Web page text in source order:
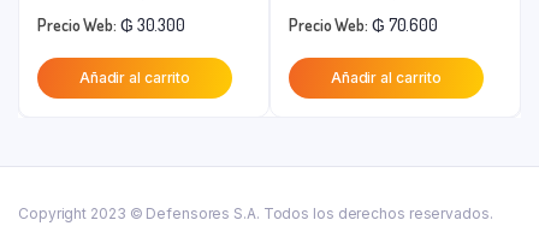
original
era:
Precio Web: ₲ 30.300
precio
actual
Añadir al carrito
original
era:
Precio Web: ₲ 70.600
precio
actual
Añadir al carrito
Copyright 2023 © Defensores S.A. Todos los derechos reservados.